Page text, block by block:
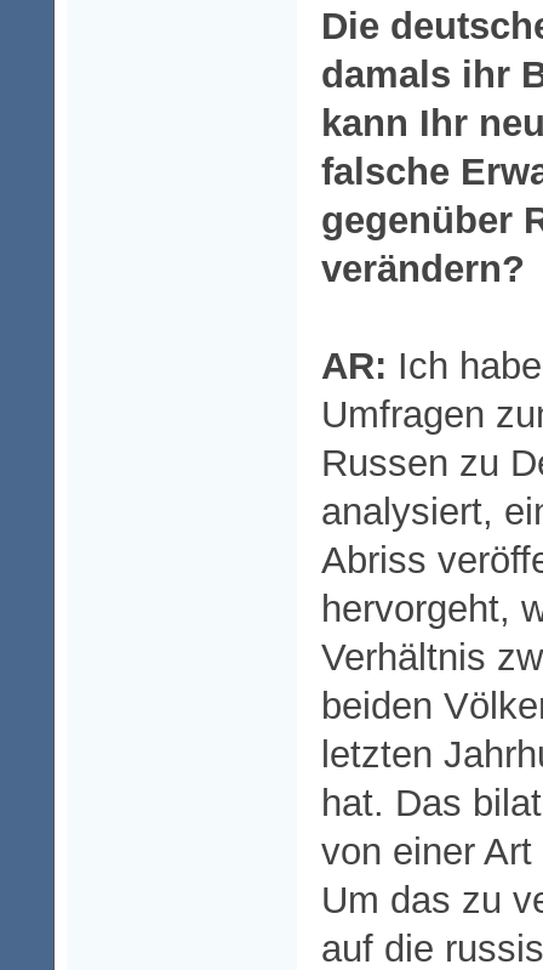
Die
damals ihr
kann Ihr
falsche
gegenüber
verändern?
AR: Ich
Umfragen
Russen zu
analysiert,
Abriss
hervorgeht,
Verhältnis
beiden
letzten
hat. Das
von einer
Um das zu
auf die